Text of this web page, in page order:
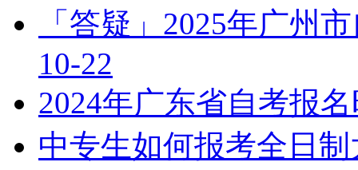
「答疑」2025年广州
10-22
2024年广东省自考报
中专生如何报考全日